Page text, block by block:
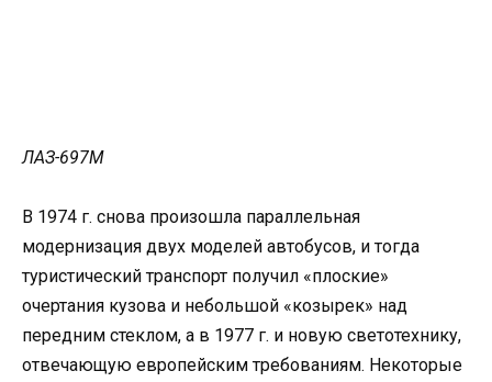
ЛАЗ-697М
В 1974 г. снова произошла параллельная
модернизация двух моделей автобусов, и тогда
туристический транспорт получил «плоские»
очертания кузова и небольшой «козырек» над
передним стеклом, а в 1977 г. и новую светотехнику,
отвечающую европейским требованиям. Некоторые